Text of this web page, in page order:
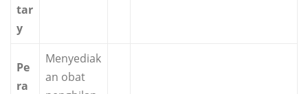
tar
y
Pe
ra
Menyediak
an obat